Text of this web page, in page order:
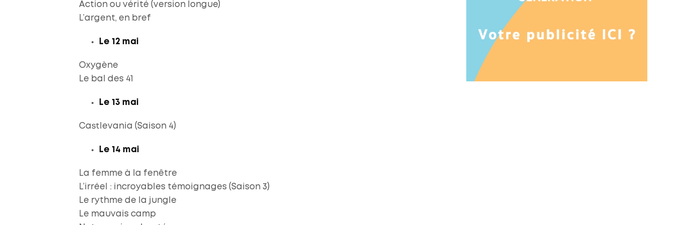
Action ou vérité (version longue)
L’argent, en bref
Le 12 mai
Oxygène
Le bal des 41
Le 13 mai
Castlevania (Saison 4)
Le 14 mai
La femme à la fenêtre
L’irréel : incroyables témoignages (Saison 3)
Le rythme de la jungle
Le mauvais camp